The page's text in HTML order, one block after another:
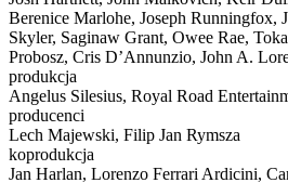
Berenice Marlohe, Joseph Runningfox,
Skyler, Saginaw Grant, Owee Rae,
Probosz, Cris D’Annunzio, John A.
produkcja
Angelus Silesius, Royal Road
producenci
Lech Majewski, Filip Jan Rymsza
koprodukcja
Jan Harlan, Lorenzo Ferrari Ardicini,